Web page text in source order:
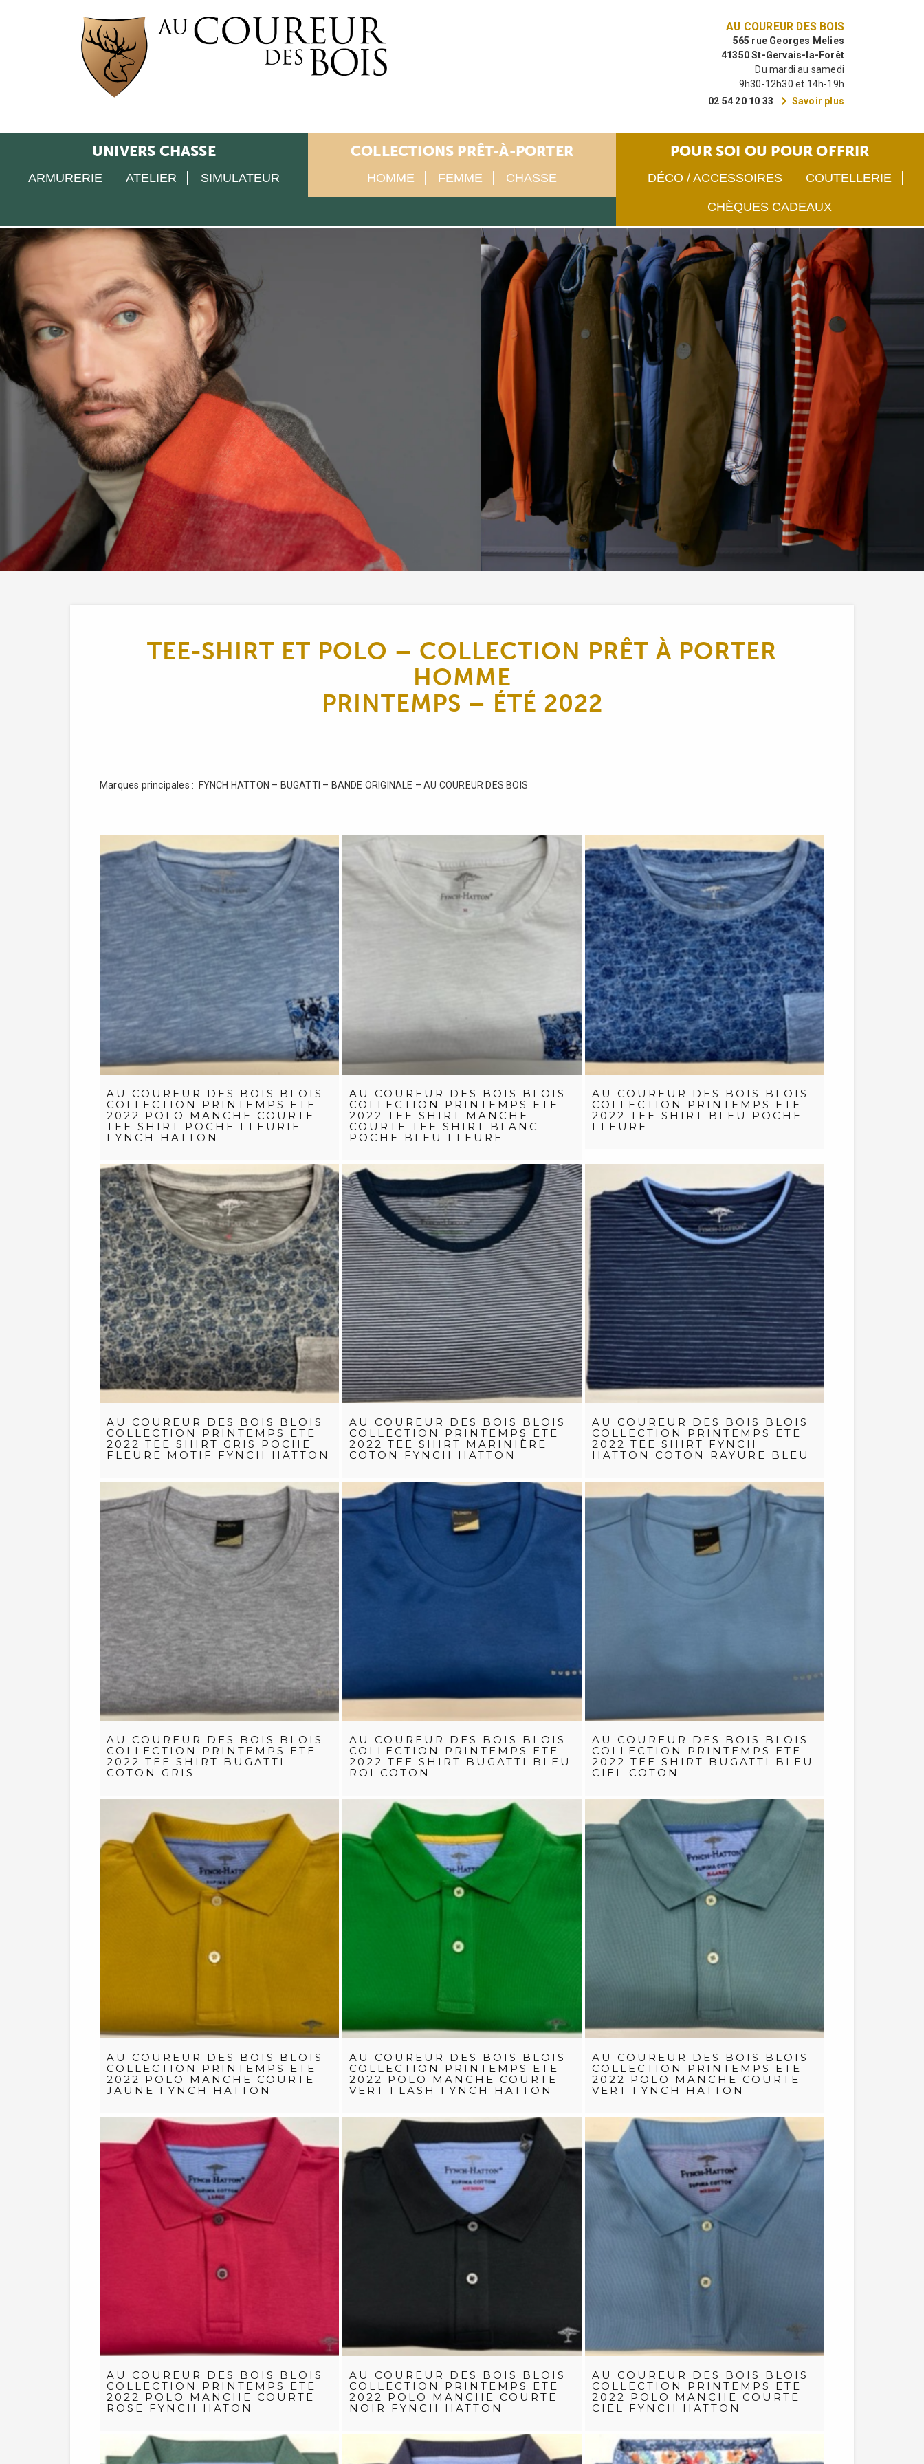
AU COUREUR DES BOIS
565 rue Georges Melies
41350 St-Gervais-la-Forêt
Du mardi au samedi
9h30-12h30 et 14h-19h
02 54 20 10 33
Savoir plus
UNIVERS CHASSE
ARMURERIE ATELIER SIMULATEUR
COLLECTIONS PRÊT-À-PORTER
HOMME FEMME CHASSE
POUR SOI OU POUR OFFRIR
DÉCO / ACCESSOIRES COUTELLERIE
CHÈQUES CADEAUX
TEE-SHIRT ET POLO – COLLECTION PRÊT À PORTER
HOMME
PRINTEMPS – ÉTÉ 2022
Marques principales : FYNCH HATTON – BUGATTI – BANDE ORIGINALE – AU COUREUR DES BOIS
AU COUREUR DES BOIS BLOIS
COLLECTION PRINTEMPS ETE
2022 POLO MANCHE COURTE
TEE SHIRT POCHE FLEURIE
FYNCH HATTON
AU COUREUR DES BOIS BLOIS
COLLECTION PRINTEMPS ETE
2022 TEE SHIRT MANCHE
COURTE TEE SHIRT BLANC
POCHE BLEU FLEURE
AU COUREUR DES BOIS BLOIS
COLLECTION PRINTEMPS ETE
2022 TEE SHIRT BLEU POCHE
FLEURE
AU COUREUR DES BOIS BLOIS
COLLECTION PRINTEMPS ETE
2022 TEE SHIRT GRIS POCHE
FLEURE MOTIF FYNCH HATTON
AU COUREUR DES BOIS BLOIS
COLLECTION PRINTEMPS ETE
2022 TEE SHIRT MARINIÈRE
COTON FYNCH HATTON
AU COUREUR DES BOIS BLOIS
COLLECTION PRINTEMPS ETE
2022 TEE SHIRT FYNCH
HATTON COTON RAYURE BLEU
AU COUREUR DES BOIS BLOIS
COLLECTION PRINTEMPS ETE
2022 TEE SHIRT BUGATTI
COTON GRIS
AU COUREUR DES BOIS BLOIS
COLLECTION PRINTEMPS ETE
2022 TEE SHIRT BUGATTI BLEU
ROI COTON
AU COUREUR DES BOIS BLOIS
COLLECTION PRINTEMPS ETE
2022 TEE SHIRT BUGATTI BLEU
CIEL COTON
AU COUREUR DES BOIS BLOIS
COLLECTION PRINTEMPS ETE
2022 POLO MANCHE COURTE
JAUNE FYNCH HATTON
AU COUREUR DES BOIS BLOIS
COLLECTION PRINTEMPS ETE
2022 POLO MANCHE COURTE
VERT FLASH FYNCH HATTON
AU COUREUR DES BOIS BLOIS
COLLECTION PRINTEMPS ETE
2022 POLO MANCHE COURTE
VERT FYNCH HATTON
AU COUREUR DES BOIS BLOIS
COLLECTION PRINTEMPS ETE
2022 POLO MANCHE COURTE
ROSE FYNCH HATON
AU COUREUR DES BOIS BLOIS
COLLECTION PRINTEMPS ETE
2022 POLO MANCHE COURTE
NOIR FYNCH HATTON
AU COUREUR DES BOIS BLOIS
COLLECTION PRINTEMPS ETE
2022 POLO MANCHE COURTE
CIEL FYNCH HATTON